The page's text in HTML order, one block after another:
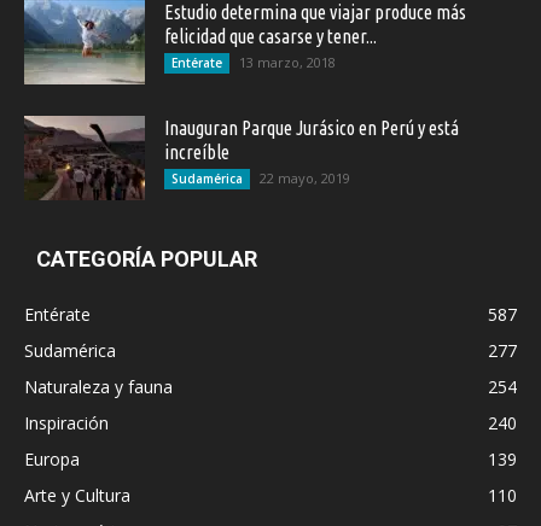
Estudio determina que viajar produce más
felicidad que casarse y tener...
Entérate 13 marzo, 2018
Inauguran Parque Jurásico en Perú y está
increíble
Sudamérica 22 mayo, 2019
CATEGORÍA POPULAR
Entérate
587
Sudamérica
277
Naturaleza y fauna
254
Inspiración
240
Europa
139
Arte y Cultura
110